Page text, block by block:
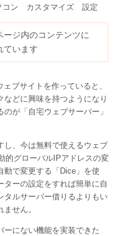
ージ内のコンテンツに
ています
ブサイトを作っていると、
どに興味を持つようになり
が「自宅ウェブサーバー」
し、今は無料で使えるウェブ
的グローバルIPアドレスの変
動で変更する「Dice」を使
ターの設定をすれば簡単に自
タルサーバー借りるよりもい
せん。
ーにない機能を実装できた